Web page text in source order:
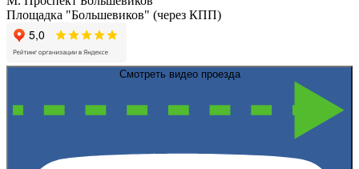
Площадка "Большевиков" (через КПП)
Смотреть видео проезда